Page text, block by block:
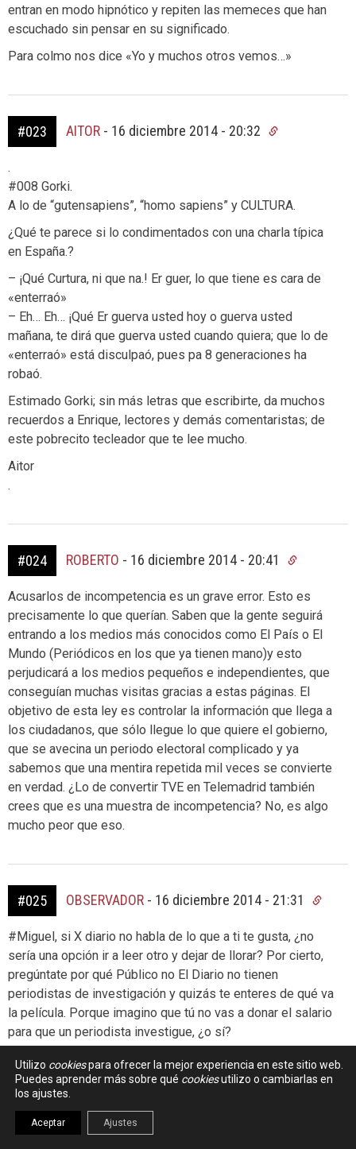
entran en modo hipnótico y repiten las memeces que han
escuchado sin pensar en su significado.
Para colmo nos dice «Yo y muchos otros vemos…»
#023 AITOR - 16 diciembre 2014 - 20:32
.
#008 Gorki.
A lo de “gutensapiens”, “homo sapiens” y CULTURA.
¿Qué te parece si lo condimentados con una charla típica
en España.?
– ¡Qué Curtura, ni que na.! Er guer, lo que tiene es cara de
«enterraó»
– Eh… Eh… ¡Qué Er guerva usted hoy o guerva usted
mañana, te dirá que guerva usted cuando quiera; que lo de
«enterraó» está disculpaó, pues pa 8 generaciones ha
robaó.
Estimado Gorki; sin más letras que escribirte, da muchos
recuerdos a Enrique, lectores y demás comentaristas; de
este pobrecito tecleador que te lee mucho.
Aitor
.
#024 ROBERTO - 16 diciembre 2014 - 20:41
Acusarlos de incompetencia es un grave error. Esto es
precisamente lo que querían. Saben que la gente seguirá
entrando a los medios más conocidos como El País o El
Mundo (Periódicos en los que ya tienen mano)y esto
perjudicará a los medios pequeños e independientes, que
conseguían muchas visitas gracias a estas páginas. El
objetivo de esta ley es controlar la información que llega a
los ciudadanos, que sólo llegue lo que quiere el gobierno,
que se avecina un periodo electoral complicado y ya
sabemos que una mentira repetida mil veces se convierte
en verdad. ¿Lo de convertir TVE en Telemadrid también
crees que es una muestra de incompetencia? No, es algo
mucho peor que eso.
#025 OBSERVADOR - 16 diciembre 2014 - 21:31
#Miguel, si X diario no habla de lo que a ti te gusta, ¿no
sería una opción ir a leer otro y dejar de llorar? Por cierto,
pregúntate por qué Público no El Diario no tienen
periodistas de investigación y quizás te enteres de qué va
la película. Porque imagino que tú no vas a donar el salario
para que un periodista investigue, ¿o sí?
Si vas a donar avísame que te paso un número. Le digo lo
mismo a todos los que por aquí pasan pensando en
mejorar el periodismo español: dejadme un mensaje en
esta entrada y os paso un correo.
Utilizo cookiespara ofrecer la mejor experiencia en este sitio web.
Puedes aprender más sobre qué cookiesutilizo o cambiarlas en
los ajustes.
Aceptar Ajustes